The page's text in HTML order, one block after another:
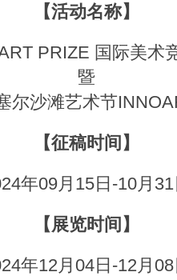
【活动名称】
PRIZE 国际美术
暨
尔沙滩艺术节
【征稿时间】
年09月15日-10月
【展览时间】
年12月04日-12月